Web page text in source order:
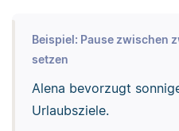
Beispiel: Pause zwischen
setzen
Alena bevorzugt
Urlaubsziele.